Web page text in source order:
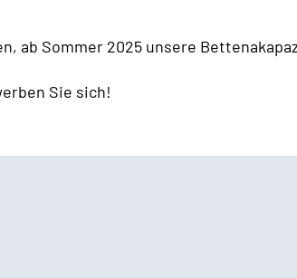
ab Sommer 2025 unsere
Sie sich!